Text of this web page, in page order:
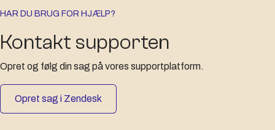
HAR DU BRUG FOR HJÆLP?
Kontakt supporten
Opret og følg din sag på vores supportplatform.
Opret sag i Zendesk